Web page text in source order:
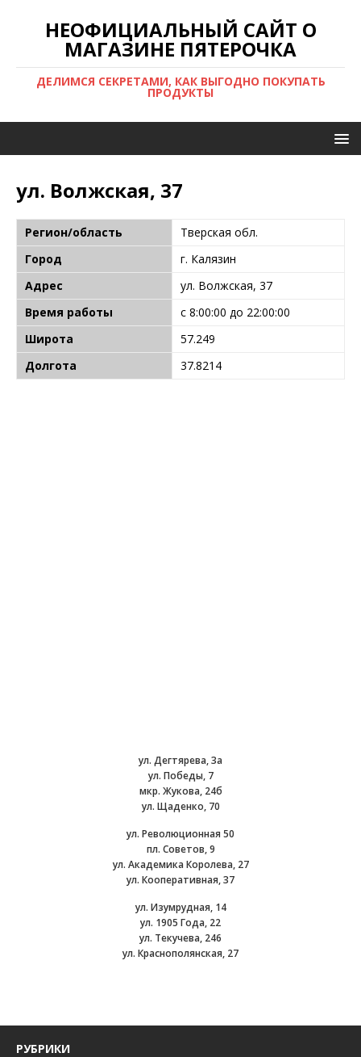
НЕОФИЦИАЛЬНЫЙ САЙТ О
МАГАЗИНЕ ПЯТЕРОЧКА
ДЕЛИМСЯ СЕКРЕТАМИ, КАК ВЫГОДНО ПОКУПАТЬ
ПРОДУКТЫ
ул. Волжская, 37
Регион/область
Тверская обл.
Город
г. Калязин
Адрес
ул. Волжская, 37
Время работы
с 8:00:00 до 22:00:00
Широта
57.249
Долгота
37.8214
ул. Дегтярева, 3а
ул. Победы, 7
мкр. Жукова, 24б
ул. Щаденко, 70
ул. Революционная 50
пл. Советов, 9
ул. Академика Королева, 27
ул. Кооперативная, 37
ул. Изумрудная, 14
ул. 1905 Года, 22
ул. Текучева, 246
ул. Краснополянская, 27
РУБРИКИ